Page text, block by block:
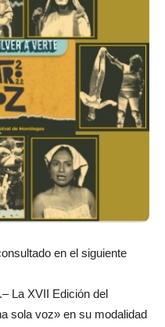
en el siguiente
La XVII Edición del
sola voz» en su modalidad